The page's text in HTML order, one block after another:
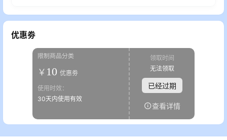
优惠劵
限制商品分类
￥ 10 优惠劵
使用时效：
30天内使用有效
领取时间
无法领取
已经过期
查看详情